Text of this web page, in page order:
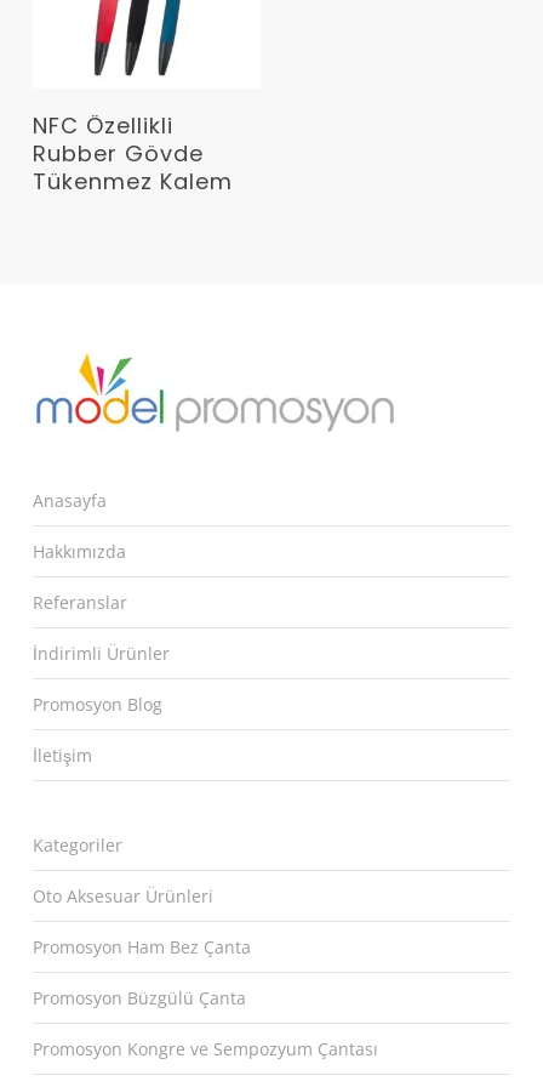
Devamını Oku
NFC Özellikli
Rubber Gövde
Tükenmez Kalem
Anasayfa
Hakkımızda
Referanslar
İndirimli Ürünler
Promosyon Blog
İletişim
Kategoriler
Oto Aksesuar Ürünleri
Promosyon Ham Bez Çanta
Promosyon Büzgülü Çanta
Promosyon Kongre ve Sempozyum Çantası